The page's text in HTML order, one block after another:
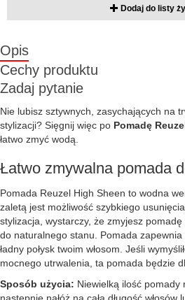
Dodaj do listy
Opis
Cechy produktu
Zadaj pytanie
Nie lubisz sztywnych, zasychających na
stylizacji? Sięgnij więc po Pomadę
łatwo zmyć wodą.
Łatwo zmywalna pomada
Pomada Reuzel High Sheen to wodna
zaletą jest możliwość szybkiego
stylizacja, wystarczy, że zmyjesz pomadę
do naturalnego stanu. Pomada
ładny połysk twoim włosom. Jeśli
mocnego utrwalenia, ta pomada będzie
Sposób użycia: Niewielką ilość pomady